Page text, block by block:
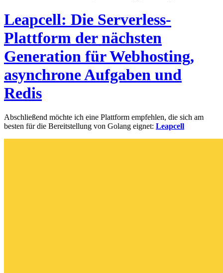
Leapcell: Die Serverless-
Plattform der nächsten
Generation für Webhosting,
asynchrone Aufgaben und
Redis
Abschließend möchte ich eine Plattform empfehlen, die sich am
besten für die Bereitstellung von Golang eignet: Leapcell